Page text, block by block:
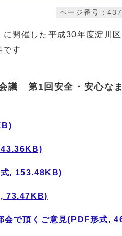
ページ番号：
開催した平成30年度淀川
です
議 第1回安全・安心な
43.36KB)
, 153.48KB)
73.47KB)
で頂くご意見(PDF形式,